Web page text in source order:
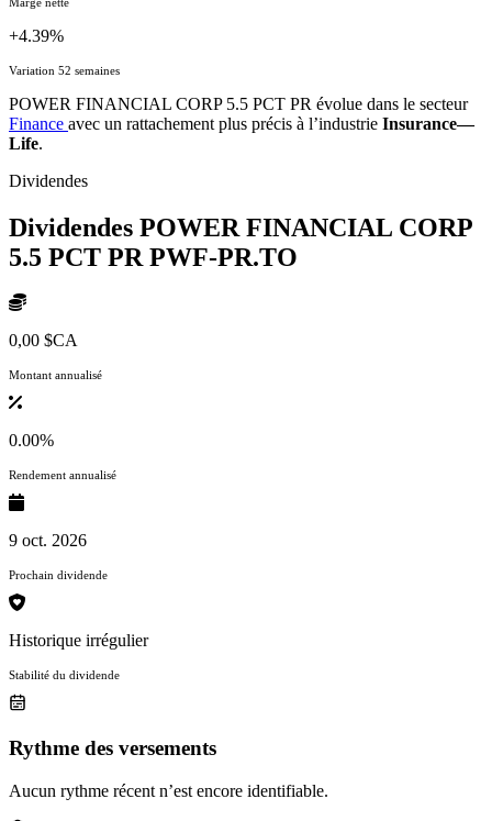
+4.39%
Variation 52 semaines
POWER FINANCIAL CORP 5.5 PCT PR évolue dans le secteur
Finance avec un rattachement plus précis à l’industrie Insurance—
Life.
Dividendes
Dividendes POWER FINANCIAL CORP
5.5 PCT PR PWF-PR.TO
0,00 $CA
Montant annualisé
0.00%
Rendement annualisé
9 oct. 2026
Prochain dividende
Historique irrégulier
Stabilité du dividende
Rythme des versements
Aucun rythme récent n’est encore identifiable.